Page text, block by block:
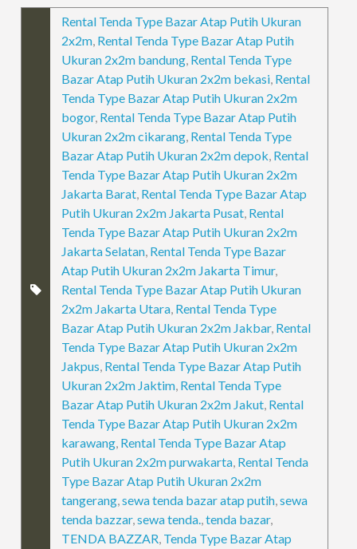
Rental Tenda Type Bazar Atap Putih Ukuran
2x2m Rental Tenda Type Bazar Atap Putih
Ukuran 2x2m bandung Rental Tenda Type
Bazar Atap Putih Ukuran 2x2m bekasi Rental
Tenda Type Bazar Atap Putih Ukuran 2x2m
bogor, Rental Tenda Type Bazar Atap Putih
Ukuran 2x2m cikarang Rental Tenda Type
Bazar Atap Putih Ukuran 2x2m depok Rental
Tenda Type Bazar Atap Putih Ukuran 2x2m
Jakarta Barat Rental Tenda Type Bazar Atap
Putih Ukuran 2x2m Jakarta Pusat Rental
Tenda Type Bazar Atap Putih Ukuran 2x2m
Jakarta Selatan Rental Tenda Type Bazar
Atap Putih Ukuran 2x2m Jakarta Timur,
Rental Tenda Type Bazar Atap Putih Ukuran
2x2m Jakarta Utara Rental Tenda Type
Bazar Atap Putih Ukuran 2x2m Jakbar, Rental
Tenda Type Bazar Atap Putih Ukuran 2x2m
Jakpus Rental Tenda Type Bazar Atap Putih
Ukuran 2x2m Jaktim Rental Tenda Type
Bazar Atap Putih Ukuran 2x2m Jakut Rental
Tenda Type Bazar Atap Putih Ukuran 2x2m
karawang Rental Tenda Type Bazar Atap
Putih Ukuran 2x2m purwakarta Rental Tenda
Type Bazar Atap Putih Ukuran 2x2m
tangerang ,sewa tenda bazar atap putih ,sewa
tenda bazzar,sewa tenda. ,tenda bazar,
TENDA BAZZAR Tenda Type Bazar Atap